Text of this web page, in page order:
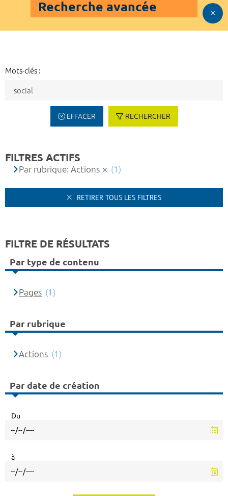
Recherche avancée
Mots-clés :
EFFACER RECHERCHER
FILTRES ACTIFS
Par rubrique: Actions (1)
RETIRER TOUS LES FILTRES
FILTRE DE RÉSULTATS
Par type de contenu
Pages (1)
Par rubrique
Actions (1)
Par date de création
Du
à